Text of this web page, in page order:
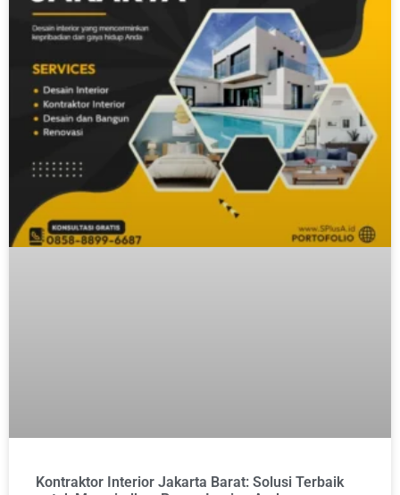
Kontraktor Interior Jakarta Barat: Solusi Terbaik